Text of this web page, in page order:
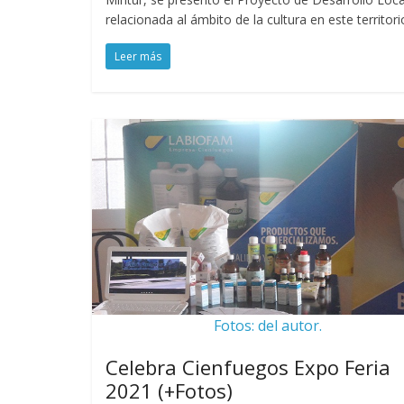
relacionada al ámbito de la cultura en este
Leer más
Fotos: del autor.
Celebra Cienfuegos Expo Feria
2021 (+Fotos)